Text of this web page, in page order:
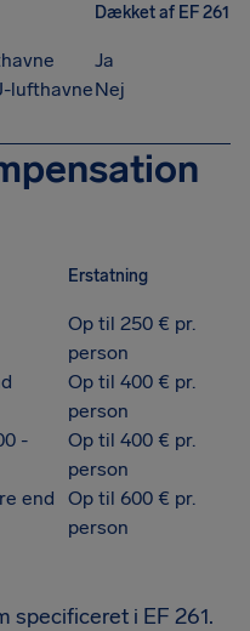
Dækket af EF 261
Ja
lufthavneNej
Erstatning
Op til 250 € pr.
person
Op til 400 € pr.
person
-
Op til 400 € pr.
person
end
Op til 600 € pr.
person
specificeret i EF 261.